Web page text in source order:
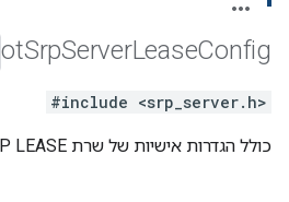
otSrpServerLeaseConfig
#include <srp_server.h>
כולל הגדרות אישיות של שרת SRP LEASE ו-KEY-LEASE.